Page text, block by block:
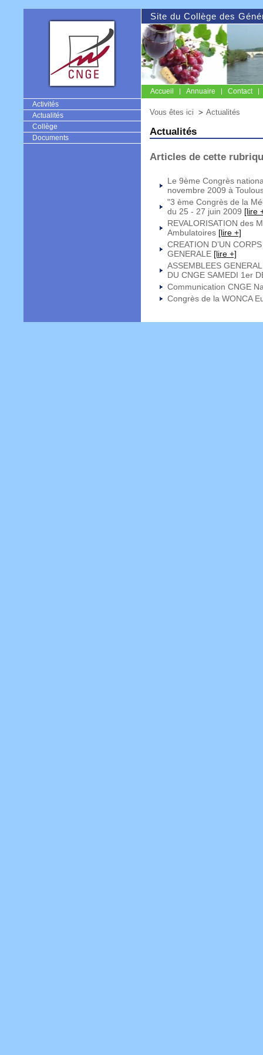
Site du Collège des
CNGE
Accueil Annuaire
Contact
Activités
Actualités
Collège
Documents
Vous êtes ici Actualités
Actualités
Articles de cette
Le 9ème Congrès
novembre 2009 à
"3 ème Congrès de la
du 25 - 27 juin 2009 [lire
REVALORISATION des
Ambulatoires [lire +]
CREATION D’UN
GENERALE [lire +]
ASSEMBLEES
DU CNGE SAMEDI 1er
Communication CNGE
Congrès de la WONCA